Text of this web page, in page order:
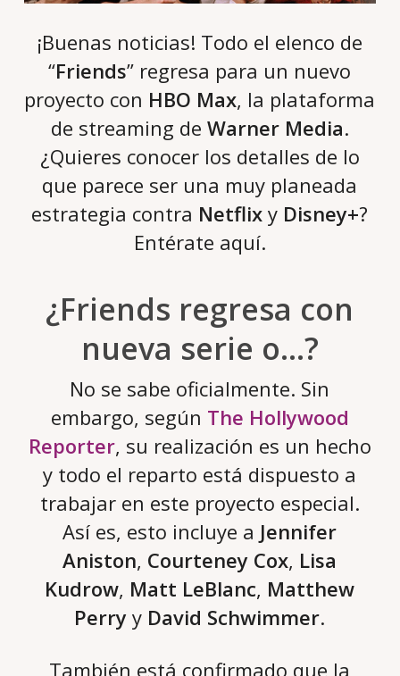
¡Buenas noticias! Todo el elenco de
“Friends” regresa para un nuevo
proyecto con HBO Max, la plataforma
de streaming de Warner Media.
¿Quieres conocer los detalles de lo
que parece ser una muy planeada
estrategia contra Netflix y Disney+?
Entérate aquí.
¿Friends regresa con
nueva serie o…?
No se sabe oficialmente. Sin
embargo, según The Hollywood
Reporter, su realización es un hecho
y todo el reparto está dispuesto a
trabajar en este proyecto especial.
Así es, esto incluye a Jennifer
Aniston, Courteney Cox, Lisa
Kudrow, Matt LeBlanc, Matthew
Perry y David Schwimmer.
También está confirmado que la